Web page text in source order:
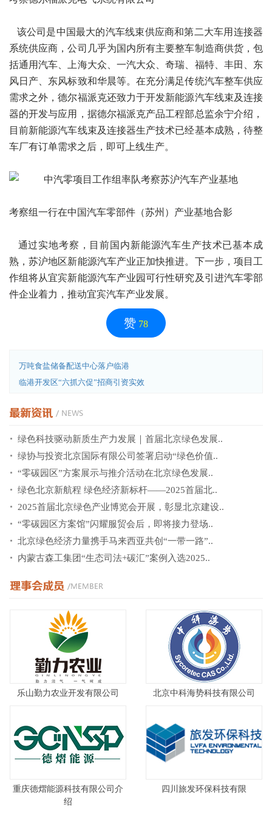
该公司是中国最大的汽车线束供应商和第二大车用连接器
系统供应商，公司几乎为国内所有主要整车制造商供货，包
括通用汽车、上海大众、一汽大众、奇瑞、福特、丰田、东
风日产、东风标致和华晨等。在充分满足传统汽车整车供应
需求之外，德尔福派克还致力于开发新能源汽车线束及连接
器的开发与应用，据德尔福派克产品工程部总监余宁介绍，
目前新能源汽车线束及连接器生产技术已经基本成熟，待整
车厂有订单需求之后，即可上线生产。
考察组一行在中国汽车零部件（苏州）产业基地合影
通过实地考察，目前国内新能源汽车生产技术已基本成
熟，苏沪地区新能源汽车产业正加快推进。下一步，项目工
作组将从宜宾新能源汽车产业园可行性研究及引进汽车零部
件企业着力，推动宜宾汽车产业发展。
赞 78
万吨食盐储备配送中心落户临港
临港开发区“六抓六促”招商引资实效
绿色科技驱动新质生产力发展｜首届北京绿色发展..
绿协与投资北京国际有限公司签署启动“绿色价值..
“零碳园区”方案展示与推介活动在北京绿色发展..
绿色北京新航程 绿色经济新标杆——2025首届北..
2025首届北京绿色产业博览会开展，彰显北京建设..
“零碳园区方案馆”闪耀服贸会后，即将接力登场..
北京绿色经济力量携手马来西亚共创“一带一路”..
内蒙古森工集团“生态司法+碳汇”案例入选2025..
乐山勤力农业开发有限公司 北京中科海势科技有限公司
重庆德熠能源科技有限公司介
绍
四川旅发环保科技有限